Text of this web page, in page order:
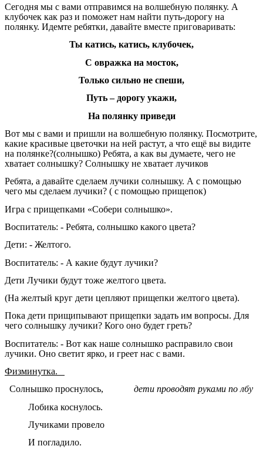
Сегодня мы с вами отправимся на волшебную полянку. А
клубочек как раз и поможет нам найти путь-дорогу на
полянку. Идемте ребятки, давайте вместе приговаривать:
Ты катись, катись, клубочек,
С овражка на мосток,
Только сильно не спеши,
Путь – дорогу укажи,
На полянку приведи
Вот мы с вами и пришли на волшебную полянку. Посмотрите,
какие красивые цветочки на ней растут, а что ещё вы видите
на полянке?(солнышко) Ребята, а как вы думаете, чего не
хватает солнышку? Солнышку не хватает лучиков
Ребята, а давайте сделаем лучики солнышку. А с помощью
чего мы сделаем лучики? ( с помощью прищепок)
Игра с прищепками «Собери солнышко».
Воспитатель: - Ребята, солнышко какого цвета?
Дети: - Желтого.
Воспитатель: - А какие будут лучики?
Дети Лучики будут тоже желтого цвета.
(На желтый круг дети цепляют прищепки желтого цвета).
Пока дети прищипывают прищепки задать им вопросы. Для
чего солнышку лучики? Кого оно будет греть?
Воспитатель: - Вот как наше солнышко расправило свои
лучики. Оно светит ярко, и греет нас с вами.
Физминутка.
Солнышко проснулось, дети проводят руками по лбу
Лобика коснулось.
Лучиками провело
И погладило.